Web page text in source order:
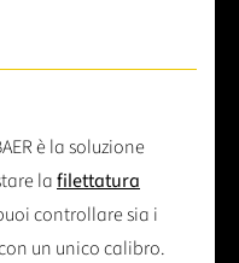
è la soluzione
lafilettatura
controllare sia i
un unico calibro.